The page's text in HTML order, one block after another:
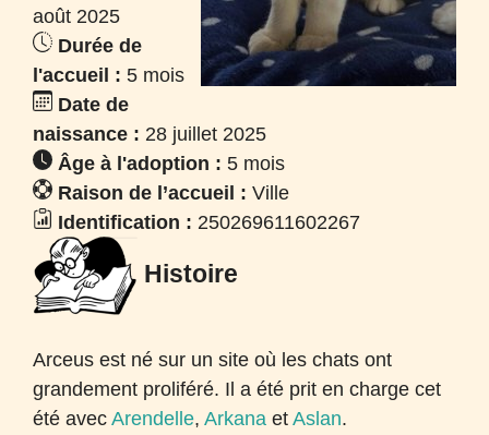
août 2025
Durée de
l'accueil : 5 mois
Date de
naissance : 28 juillet 2025
Âge à l'adoption : 5 mois
Raison de l’accueil : Ville
Identification : 250269611602267
Histoire
Arceus est né sur un site où les chats ont
grandement proliféré. Il a été prit en charge cet
été avecArendelle,Arkana etAslan.